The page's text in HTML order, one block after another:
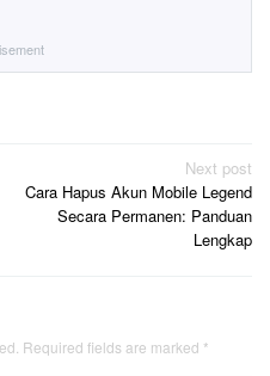
Next post
Cara Hapus Akun Mobile Legend
Secara Permanen: Panduan
Lengkap
Required fields are marked *